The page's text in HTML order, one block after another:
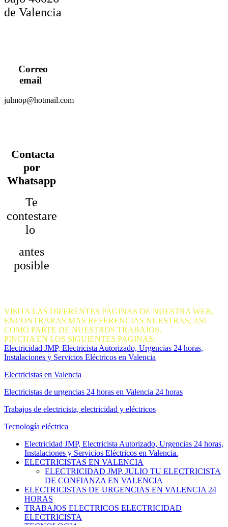
de Valencia
Correo
email
julmop@hotmail.com
Contacta
por
Whatsapp
Te
contestare
lo
antes
posible
VISITA LAS DIFERENTES PAGINAS DE NUESTRA WEB,
ENCONTRARAS MAS REFERENCIAS NUESTRAS, ASI
COMO PARTE DE NUESTROS TRABAJOS.
PINCHA EN LOS SIGUIENTES PAGINAS;
Electricidad JMP, Electricista Autorizado, Urgencias 24 horas,
Instalaciones y Servicios Eléctricos en Valencia
Electricistas en Valencia
Electricistas de urgencias 24 horas en Valencia 24 horas
Trabajos de electricista, electricidad y eléctricos
Tecnología eléctrica
Electricidad JMP, Electricista Autorizado, Urgencias 24 horas,
Instalaciones y Servicios Eléctricos en Valencia.
ELECTRICISTAS EN VALENCIA
ELECTRICIDAD JMP, JULIO TU ELECTRICISTA
DE CONFIANZA EN VALENCIA
ELECTRICISTAS DE URGENCIAS EN VALENCIA 24
HORAS
TRABAJOS ELECTRICOS ELECTRICIDAD
ELECTRICISTA